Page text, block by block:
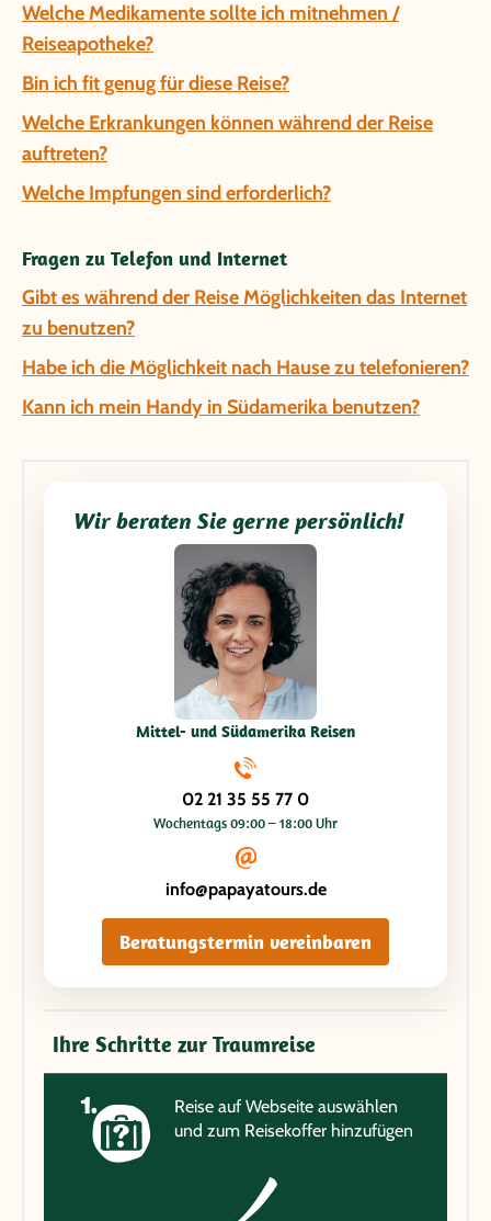
Welche Medikamente sollte ich mitnehmen /
Reiseapotheke?
Bin ich fit genug für diese Reise?
Welche Erkrankungen können während der Reise
auftreten?
Welche Impfungen sind erforderlich?
Fragen zu Telefon und Internet
Gibt es während der Reise Möglichkeiten das Internet
zu benutzen?
Habe ich die Möglichkeit nach Hause zu telefonieren?
Kann ich mein Handy in Südamerika benutzen?
Wir beraten Sie gerne persönlich!
Mittel- und Südamerika Reisen
02 21 35 55 77 0
Wochentags 09:00 – 18:00 Uhr
info@papayatours.de
Beratungstermin vereinbaren
Ihre Schritte zur Traumreise
Reise auf Webseite auswählen
und zum Reisekoffer hinzufügen